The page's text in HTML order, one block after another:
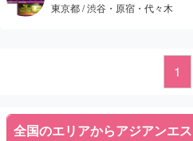
セクシー度はちょい低めだったけど
東京都 / 渋谷・原宿・代々木
1
全国のエリアからアジアンエ